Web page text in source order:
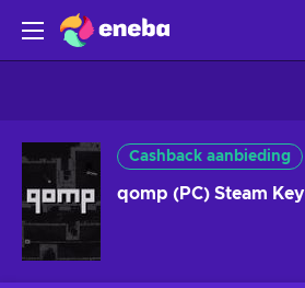
Cashback aanbieding
qomp (PC) Steam Key